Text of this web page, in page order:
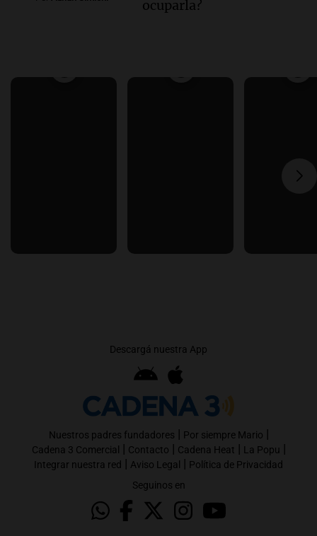
ocuparla?
Descargá nuestra App
Nuestros padres fundadores | Por siempre Mario |
Cadena 3 Comercial | Contacto | Cadena Heat | La Popu |
Integrar nuestra red | Aviso Legal | Política de Privacidad
Seguinos en